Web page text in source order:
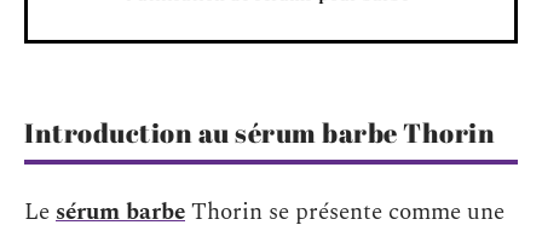
Introduction au sérum barbe Thorin
Lesérum barbeThorin se présente comme une